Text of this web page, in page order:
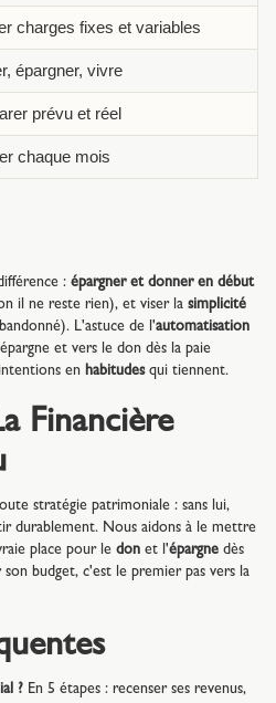
charges fixes et variables
épargner, vivre
prévu et réel
chaque mois
: épargner et donner en début
il ne reste rien), et viser la simplicité
L'astuce de l'automatisation
et vers le don dès la paie
en habitudesqui tiennent.
Financière
stratégie patrimoniale : sans lui,
durablement. Nous aidons à le mettre
place pour le don et l'épargne dès
budget, c'est le premier pas vers la
? En 5 étapes : recenser ses revenus,